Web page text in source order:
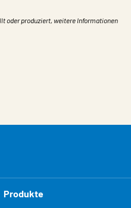
oder produziert, weitere Informationen
Produkte